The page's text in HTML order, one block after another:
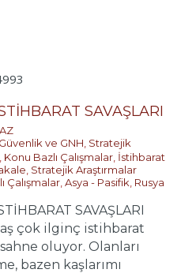
SAVAŞLARI
Güvenlik ve GNH Stratejik
Konu Bazlı Çalışmalar İstihbarat
Stratejik Araştırmalar
Çalışmalar Asya - Pasifik Rusya
SAVAŞLARI
çok ilginç istihbarat
oluyor. Olanları
bazen kaşlarımı